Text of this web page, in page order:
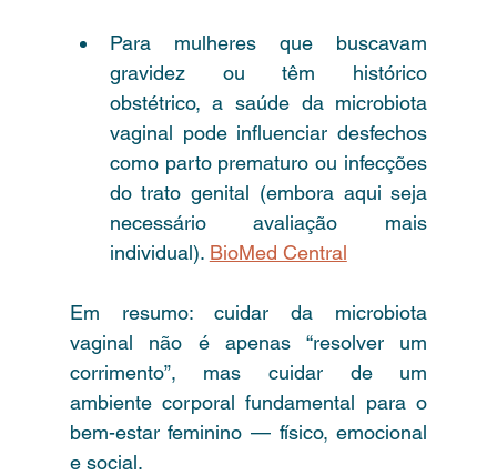
Para mulheres que buscavam
gravidez ou têm histórico
obstétrico, a saúde da microbiota
vaginal pode influenciar desfechos
como parto prematuro ou infecções
do trato genital (embora aqui seja
necessário avaliação mais
individual). BioMed Central
Em resumo: cuidar da microbiota
vaginal não é apenas “resolver um
corrimento”, mas cuidar de um
ambiente corporal fundamental para o
bem-estar feminino — físico, emocional
e social.